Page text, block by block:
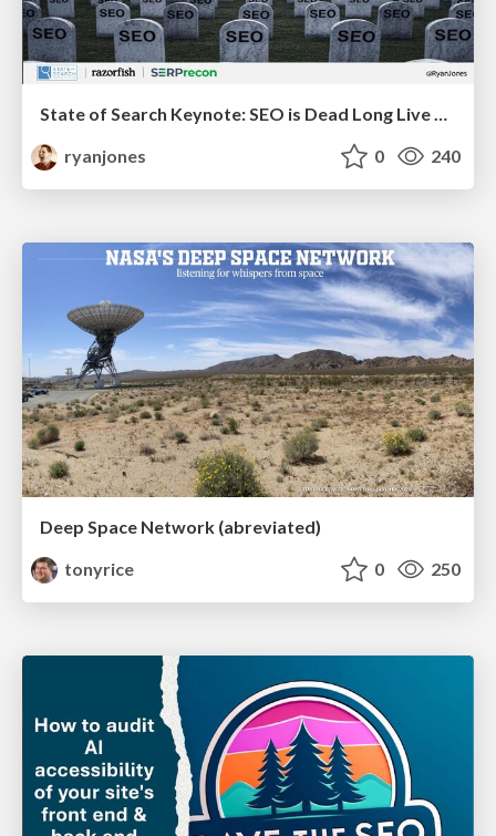
State of Search Keynote: SEO is Dead Long Live SEO
ryanjones
0 240
Deep Space Network (abreviated)
tonyrice
0 250